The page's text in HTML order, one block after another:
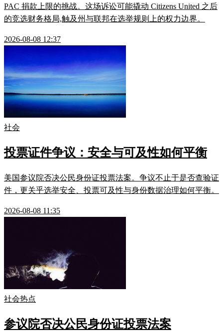
PAC 捐款上限的挑战。这场诉讼可能撬动 Citizens United 之后
的竞选财务格局,触及州与联邦在选举规则上的权力边界。
2026-08-08 12:37
社会
投票证件争议：安全与可及性如何平衡
美国参议院否决公民身份证投票法案。争议不止于是否查验证
件，更关乎选举安全、投票可及性与身份数据治理如何平衡。
2026-08-08 11:35
社会热点
参议院否决公民身份证投票法案